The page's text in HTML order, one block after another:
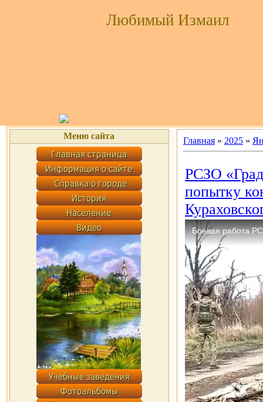
Любимый Измаил
Меню сайта Главная » 2025 »
РСЗО
попытку